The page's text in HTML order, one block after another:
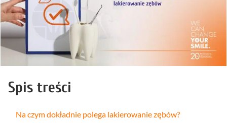
Spis treści
Na czym dokładnie polega lakierowanie zębów?